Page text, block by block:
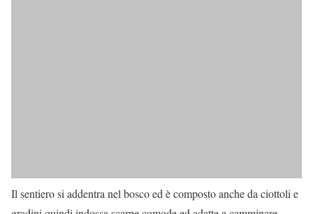
Il sentiero si addentra nel bosco ed è composto anche da ciottoli e